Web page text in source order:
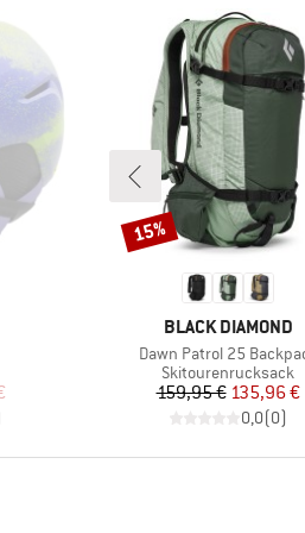
Preis
MARKE
BLACK DIAMOND
Artikel
Dawn Patrol 25
Produktgruppe
Skitourenrucksack
Preis
159,95 € 135,96 €
0,0(0)
Rabatt
15%